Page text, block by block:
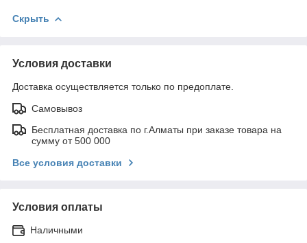
Скрыть
Условия доставки
Доставка осуществляется только по предоплате.
Самовывоз
Бесплатная доставка по г.Алматы при заказе товара на
сумму от 500 000
Все условия доставки
Условия оплаты
Наличными